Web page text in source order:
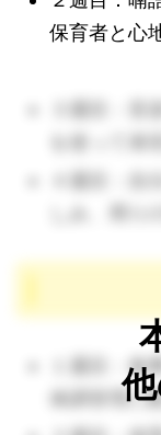
保育者と心
１週目：食
体調管理